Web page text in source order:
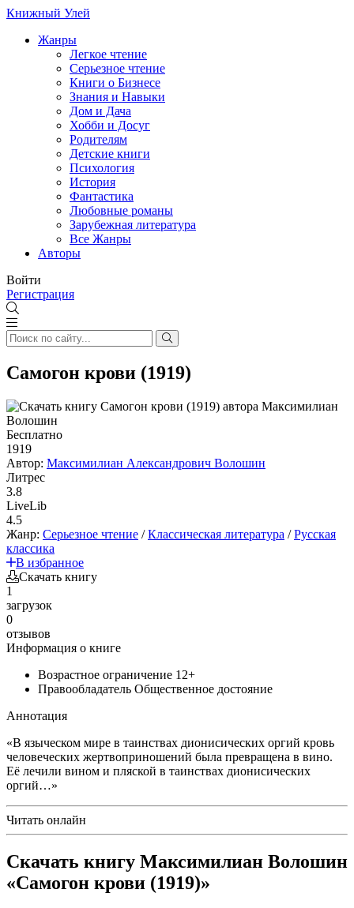
Книжный Улей
Жанры
Легкое чтение
Серьезное чтение
Книги о Бизнесе
Знания и Навыки
Дом и Дача
Хобби и Досуг
Родителям
Детские книги
Психология
История
Фантастика
Любовные романы
Зарубежная литература
Все Жанры
Авторы
Войти
Регистрация
Самогон крови (1919)
Бесплатно
1919
Автор: Максимилиан Александрович Волошин
Литрес
3.8
LiveLib
4.5
Жанр: Серьезное чтение /Классическая литература /Русская
классика
В избранное
Скачать книгу
1
загрузок
0
отзывов
Информация о книге
Возрастное ограничение 12+
Правообладатель Общественное достояние
Аннотация
«В языческом мире в таинствах дионисических оргий кровь
человеческих жертвоприношений была превращена в вино.
Её лечили вином и пляской в таинствах дионисических
оргий…»
Читать онлайн
Скачать книгу Максимилиан Волошин
«Самогон крови (1919)»